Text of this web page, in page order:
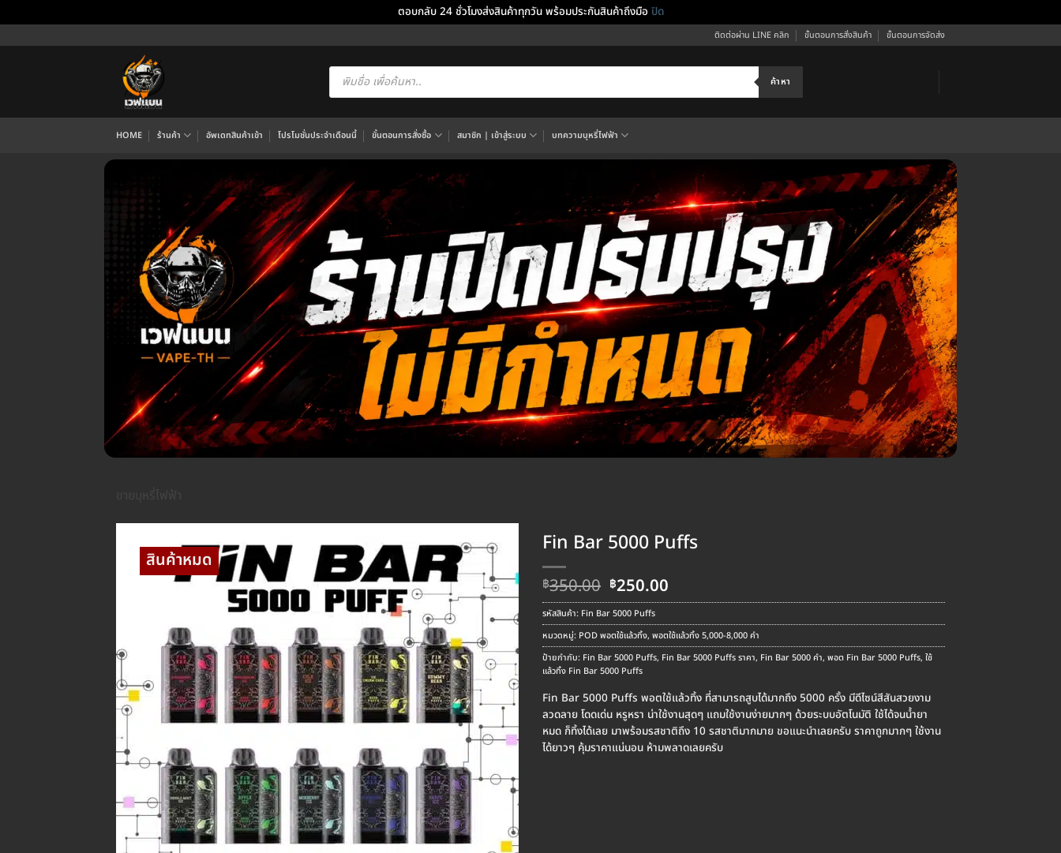
ตอบกลับ 24 ชั่วโมงส่งสินค้าทุกวัน พร้อมประกันสินค้าถึงมือ ปิด
ไป
ติดต่อผ่าน LINE คลิก ขั้นตอนการสั่งสินค้า ขั้นตอนการจัดส่ง
Products
search ค้าหา
HOME ร้านค้า อัพเดทสินค้าเข้า โปรโมชั่นประจำเดือนนี้ ขั้นตอนการสั่งซื้อ สมาชิก | เข้าสู่ระบบ บทความบุหรี่ไฟฟ้า
Fin Bar 5000 Puffs
฿350.00 Original
price
was:
฿350.00.
฿250.00
price
฿250.00.
รหัสสินค้า: Fin Bar 5000 Puffs
หมวดหมู่: POD พอตใช้แล้วทิ้ง, พอตใช้แล้วทิ้ง 5,000-8,000 คำ
ป้ายกำกับ: Fin Bar 5000 Puffs, Fin Bar 5000 Puffs ราคา, Fin Bar 5000 คำ, พอต Fin Bar 5000 Puffs, ใช้
แล้วทิ้ง Fin Bar 5000 Puffs
Fin Bar 5000 Puffs พอตใช้แล้วทิ้ง ที่สามารถสูบได้มากถึง 5000 ครั้ง มีดีไซน์สีสันสวยงาม
ลวดลาย โดดเด่น หรูหรา น่าใช้งานสุดๆ แถมใช้งานง่ายมากๆ ด้วยระบบอัตโนมัติ ใช้ได้จนน้ำยา
หมด ก็ทิ้งได้เลย มาพร้อมรสชาติถึง 10 รสชาติมากมาย ขอแนะนำเลยครับ ราคาถูกมากๆ ใช้งาน
ได้ยาวๆ คุ้มราคาแน่นอน ห้ามพลาดเลยครับ